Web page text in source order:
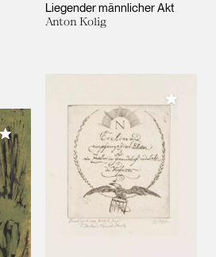
Liegender männlicher Akt
Anton Kolig
Meiner Sammlung hinzufügen
Meiner